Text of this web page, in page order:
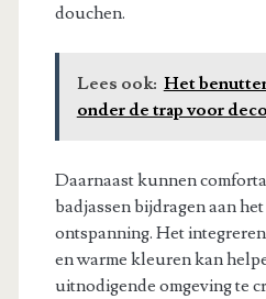
douchen.
Lees ook: Het
onder de trap voor
Daarnaast kunnen
badjassen bijdragen aan
ontspanning. Het
en warme kleuren kan
uitnodigende omgeving te